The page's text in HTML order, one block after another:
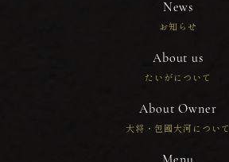
News
お知らせ
About us
たいがについて
About Owner
大将・包國大河について